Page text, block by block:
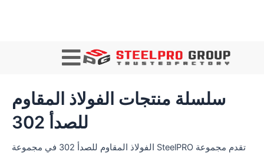
سلسلة منتجات الفولاذ المقاوم
للصدأ 302
تقدم مجموعة SteelPRO الفولاذ المقاوم للصدأ 302 في مجموعة